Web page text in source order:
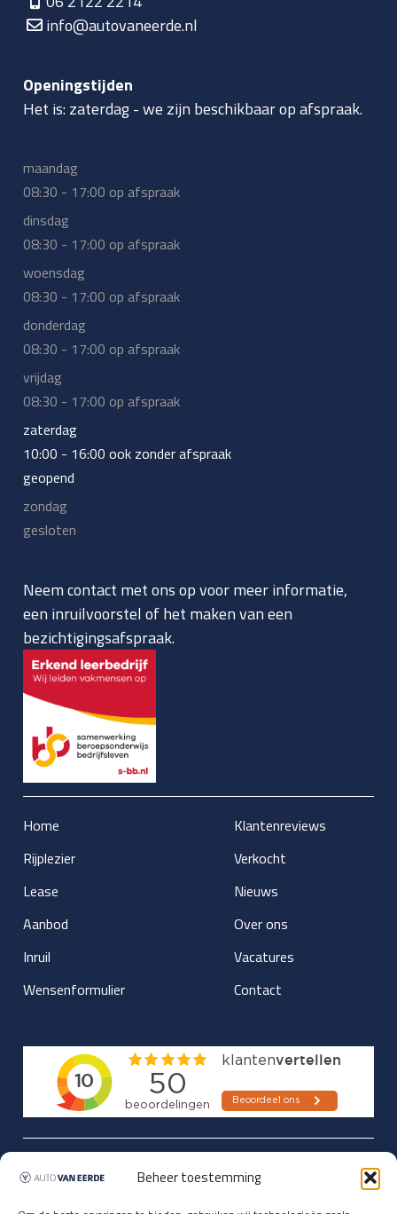
Beheer toestemming
info@autovaneerde.nl
Openingstijden
Het is:zaterdag-we zijn beschikbaar op afspraak.
maandag
08:30 - 17:00 op afspraak
dinsdag
08:30 - 17:00 op afspraak
woensdag
08:30 - 17:00 op afspraak
donderdag
08:30 - 17:00 op afspraak
vrijdag
08:30 - 17:00 op afspraak
zaterdag
10:00 - 16:00 ook zonder afspraak
geopend
zondag
gesloten
Neem contact met ons op voor meer informatie,
een inruilvoorstel of het maken van een
bezichtigingsafspraak.
Home
Rijplezier
Lease
Aanbod
Inruil
Wensenformulier
Klantenreviews
Verkocht
Nieuws
Over ons
Vacatures
Contact
Updates over nieuwbinnen-komers